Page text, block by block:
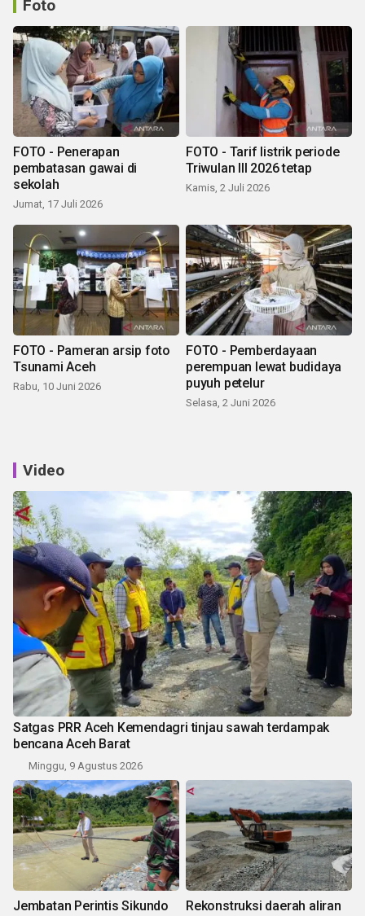
Foto
FOTO - Penerapan
pembatasan gawai di
sekolah
Jumat, 17 Juli 2026
FOTO - Tarif listrik periode
Triwulan III 2026 tetap
Kamis, 2 Juli 2026
FOTO - Pameran arsip foto
Tsunami Aceh
Rabu, 10 Juni 2026
FOTO - Pemberdayaan
perempuan lewat budidaya
puyuh petelur
Selasa, 2 Juni 2026
Video
Satgas PRR Aceh Kemendagri tinjau sawah terdampak
bencana Aceh Barat
Minggu, 9 Agustus 2026
Jembatan Perintis Sikundo
Rekonstruksi daerah aliran